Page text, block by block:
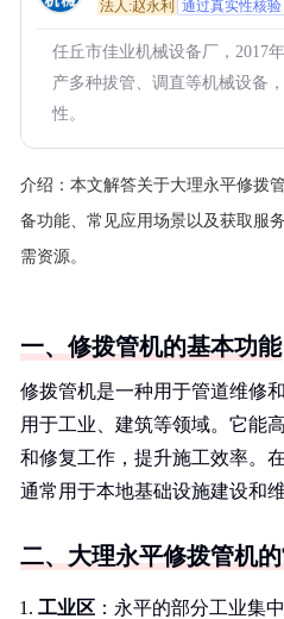
法人:赵永利 通过真实性核验
任丘市佳业机械设备厂，2017
产多种拔管、调直等机械设备
性。
介绍： 本文解答关于大理永平修拨
备功能、常见应用场景以及获取服
需资源。
一、修拨管机的基本功能
修拨管机是一种用于管道维修
用于工业、建筑等领域。它能
和修复工作，提升施工效率。
通常用于本地基础设施建设和维
二、大理永平修拨管机
工业区 ：永平的部分工业集